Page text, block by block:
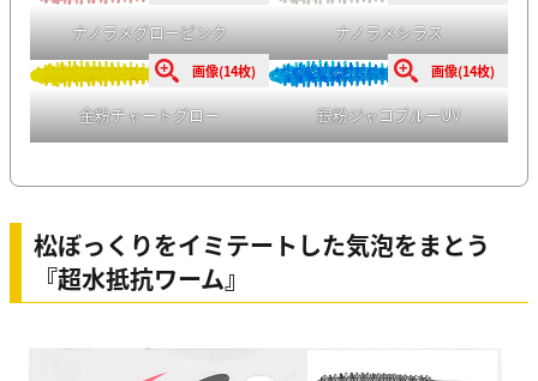
ナノラメグローピンク ナノラメシラス
画像(14枚)
金粉チャートグロー
画像(14枚)
銀粉ジャコブルーUV
松ぼっくりをイミテートした気泡をまとう
『超水抵抗ワーム』